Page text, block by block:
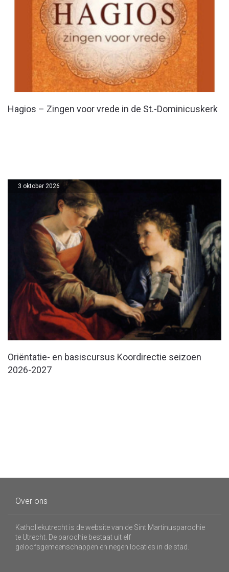
Hagios – Zingen voor vrede in de St.-Dominicuskerk
Oriëntatie- en basiscursus Koordirectie seizoen
2026-2027
3 oktober 2026
Over ons
Katholiekutrecht is de website van de Sint Martinusparochie
te Utrecht. De parochie bestaat uit elf
geloofsgemeenschappen en negen locaties in de stad.